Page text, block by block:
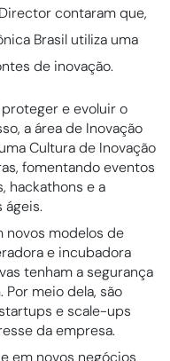
contaram que,
Brasil utiliza uma
de inovação.
e evoluir o
a área de Inovação
Cultura de Inovação
fomentando eventos
hackathons e a
ágeis.
novos modelos de
e incubadora
tenham a segurança
meio dela, são
e scale-ups
da empresa.
em novos negócios